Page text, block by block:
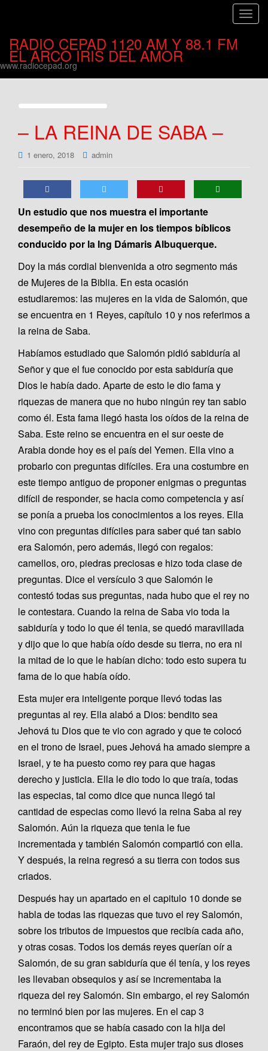
C
RADIO CEPAD 1120 AM Y 88.1 FM
EL ARCO IRIS DEL AMOR
www.radiocepad.org
– LA REINA DE SABA –
1 enero, 2018 admin
Un estudio que nos muestra el importante
desempeño de la mujer en los tiempos bíblicos
conducido por la Ing Dámaris Albuquerque.
Doy la más cordial bienvenida a otro segmento más
de Mujeres de la Biblia. En esta ocasión
estudiaremos: las mujeres en la vida de Salomón, que
se encuentra en 1 Reyes, capítulo 10 y nos referimos a
la reina de Saba.
Habíamos estudiado que Salomón pidió sabiduría al
Señor y que el fue conocido por esta sabiduría que
Dios le había dado. Aparte de esto le dio fama y
riquezas de manera que no hubo ningún rey tan sabio
como él. Esta fama llegó hasta los oídos de la reina de
Saba. Este reino se encuentra en el sur oeste de
Arabia donde hoy es el país del Yemen. Ella vino a
probarlo con preguntas difíciles. Era una costumbre en
este tiempo antiguo de proponer enigmas o preguntas
difícil de responder, se hacia como competencia y así
se ponía a prueba los conocimientos a los reyes. Ella
vino con preguntas difíciles para saber qué tan sabio
era Salomón, pero además, llegó con regalos:
camellos, oro, piedras preciosas e hizo toda clase de
preguntas. Dice el versículo 3 que Salomón le
contestó todas sus preguntas, nada hubo que el rey no
le contestara. Cuando la reina de Saba vio toda la
sabiduría y todo lo que él tenia, se quedó maravillada
y dijo que lo que había oído desde su tierra, no era ni
la mitad de lo que le habían dicho: todo esto supera tu
fama de lo que había oído.
Esta mujer era inteligente porque llevó todas las
preguntas al rey. Ella alabó a Dios: bendito sea
Jehová tu Dios que te vio con agrado y que te colocó
en el trono de Israel, pues Jehová ha amado siempre a
Israel, y te ha puesto como rey para que hagas
derecho y justicia. Ella le dio todo lo que traía, todas
las especias, tal como dice que nunca llegó tal
cantidad de especias como llevó la reina Saba al rey
Salomón. Aún la riqueza que tenia le fue
incrementada y también Salomón compartió con ella.
Y después, la reina regresó a su tierra con todos sus
criados.
Después hay un apartado en el capitulo 10 donde se
habla de todas las riquezas que tuvo el rey Salomón,
sobre los tributos de impuestos que recibía cada año,
y otras cosas. Todos los demás reyes querían oír a
Salomón, de su gran sabiduría que él tenía, y los reyes
les llevaban obsequios y así se incrementaba la
riqueza del rey Salomón. Sin embargo, el rey Salomón
no terminó bien por las mujeres. En el cap 3
encontramos que se había casado con la hija del
Faraón, del rey de Egipto. Esta mujer trajo sus dioses